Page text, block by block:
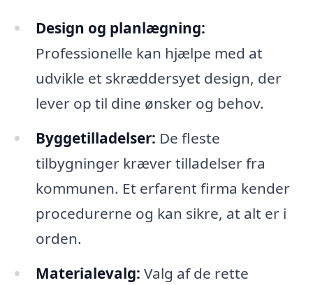
Design og planlægning:
Professionelle kan hjælpe med at
udvikle et skræddersyet design, der
lever op til dine ønsker og behov.
Byggetilladelser: De fleste
tilbygninger kræver tilladelser fra
kommunen. Et erfarent firma kender
procedurerne og kan sikre, at alt er i
orden.
Materialevalg: Valg af de rette